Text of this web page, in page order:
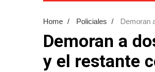
Home / Policiales / Demoran
Demoran a
y el restante